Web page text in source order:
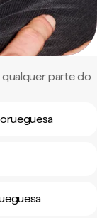
parte do